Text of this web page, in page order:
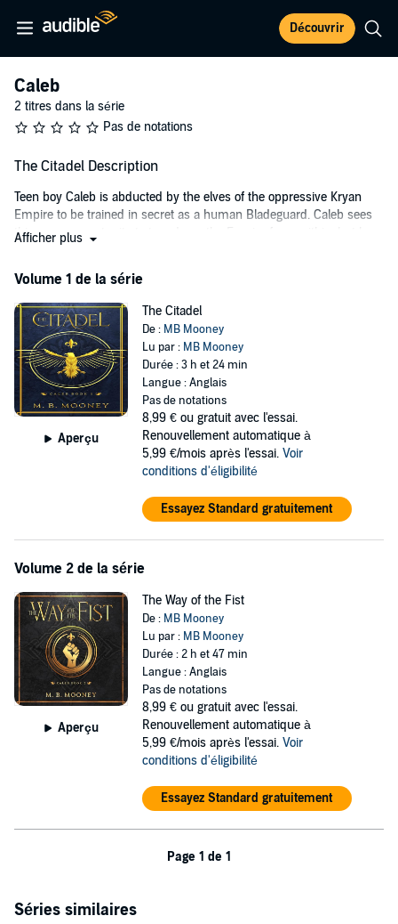
Découvrir
Caleb
2 titres dans la série
Pas de notations
The Citadel Description
Teen boy Caleb is abducted by the elves of the oppressive Kryan
Empire to be trained in secret as a human Bladeguard. Caleb sees
this as an opportunity to tear down the Empire from within, but he
©2022 MB Mooney (P)2024 MB Mooney
Afficher plus
Volume 1 de la série
Aperçu
The Citadel
De : MB Mooney
Lu par : MB Mooney
Durée : 3 h et 24 min
Langue : Anglais
Pas de notations
8,99 € ou gratuit avec l'essai.
Renouvellement automatique à
5,99 €/mois après l'essai. Voir
conditions d'éligibilité
Essayez Standard gratuitement
Volume 2 de la série
Aperçu
The Way of the Fist
De : MB Mooney
Lu par : MB Mooney
Durée : 2 h et 47 min
Langue : Anglais
Pas de notations
8,99 € ou gratuit avec l'essai.
Renouvellement automatique à
5,99 €/mois après l'essai. Voir
conditions d'éligibilité
Essayez Standard gratuitement
Page 1 de 1
Séries similaires